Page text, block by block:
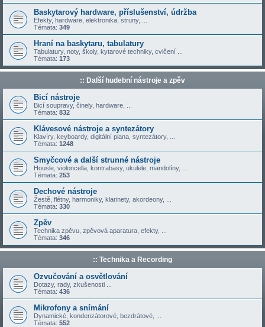
Baskytarový hardware, příslušenství, údržba
Efekty, hardware, elektronika, struny, ...
Témata: 349
Hraní na baskytaru, tabulatury
Tabulatury, noty, školy, kytarové techniky, cvičení ...
Témata: 173
:: Další hudební nástroje a zpěv
Bicí nástroje
Bicí soupravy, činely, hardware, ...
Témata: 832
Klávesové nástroje a syntezátory
Klavíry, keyboardy, digitální piana, syntezátory, ...
Témata: 1248
Smyčcové a další strunné nástroje
Housle, violoncella, kontrabasy, ukulele, mandolíny, ...
Témata: 253
Dechové nástroje
Žestě, flétny, harmoniky, klarinety, akordeony, ...
Témata: 330
Zpěv
Technika zpěvu, zpěvová aparatura, efekty, ...
Témata: 346
:: Technika a Recording
Ozvučování a osvětlování
Dotazy, rady, zkušenosti ...
Témata: 436
Mikrofony a snímání
Dynamické, kondenzátorové, bezdrátové, ...
Témata: 552